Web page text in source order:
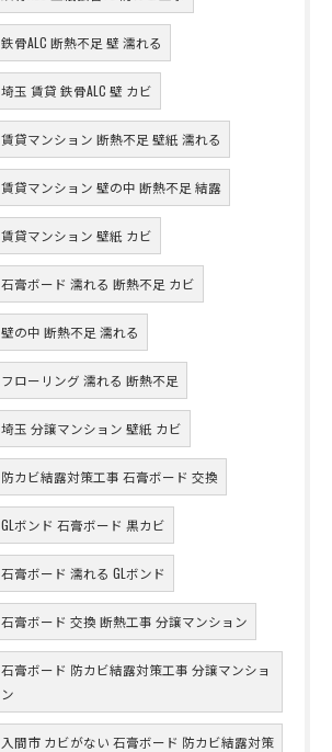
鉄骨ALC 断熱不足 壁 濡れる
埼玉 賃貸 鉄骨ALC 壁 カビ
賃貸マンション 断熱不足 壁紙 濡れる
賃貸マンション 壁の中 断熱不足 結露
賃貸マンション 壁紙 カビ
石膏ボード 濡れる 断熱不足 カビ
壁の中 断熱不足 濡れる
フローリング 濡れる 断熱不足
埼玉 分譲マンション 壁紙 カビ
防カビ結露対策工事 石膏ボード 交換
GLボンド 石膏ボード 黒カビ
石膏ボード 濡れる GLボンド
石膏ボード 交換 断熱工事 分譲マンション
石膏ボード 防カビ結露対策工事 分譲マンショ
ン
入間市 カビがない 石膏ボード 防カビ結露対策